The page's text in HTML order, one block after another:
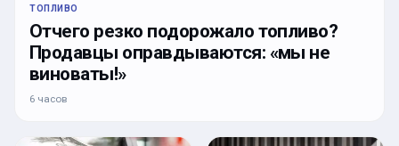
ТОПЛИВО
Отчего резко подорожало топливо?
Продавцы оправдываются: «мы не
виноваты!»
6 часов